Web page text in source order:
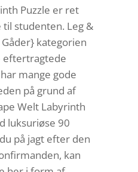
Puzzle er ret
studenten. Leg &
Gåder} kategorien
eftertragtede
mange gode
på grund af
Welt Labyrinth
luksuriøse 90
på jagt efter den
kan